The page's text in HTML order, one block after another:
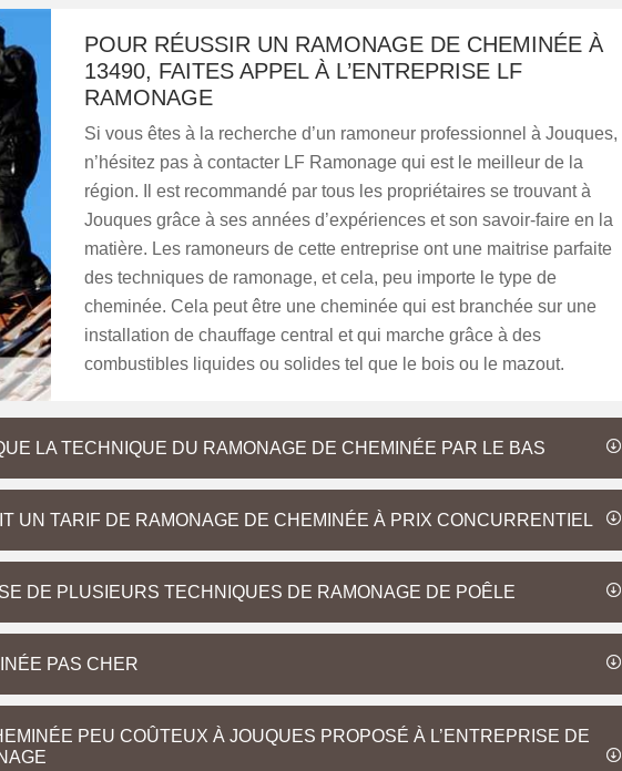
POUR RÉUSSIR UN RAMONAGE DE CHEMINÉE À
13490, FAITES APPEL À L’ENTREPRISE LF
RAMONAGE
Si vous êtes à la recherche d’un ramoneur professionnel à Jouques,
n’hésitez pas à contacter LF Ramonage qui est le meilleur de la
région. Il est recommandé par tous les propriétaires se trouvant à
Jouques grâce à ses années d’expériences et son savoir-faire en la
matière. Les ramoneurs de cette entreprise ont une maitrise parfaite
des techniques de ramonage, et cela, peu importe le type de
cheminée. Cela peut être une cheminée qui est branchée sur une
installation de chauffage central et qui marche grâce à des
combustibles liquides ou solides tel que le bois ou le mazout.
LA TECHNIQUE DU RAMONAGE DE CHEMINÉE PAR LE BAS
UN TARIF DE RAMONAGE DE CHEMINÉE À PRIX CONCURRENTIEL
DE PLUSIEURS TECHNIQUES DE RAMONAGE DE POÊLE
PAS CHER
PEU COÛTEUX À JOUQUES PROPOSÉ À L’ENTREPRISE DE